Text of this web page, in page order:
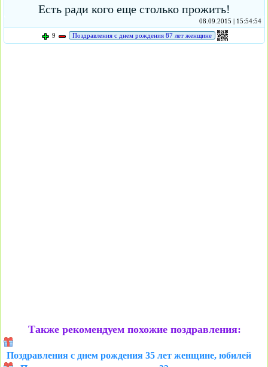
Есть ради кого еще столько прожить!
08.09.2015 | 15:54:54
9
Поздравления с днем рождения 87 лет женщине
Также рекомендуем похожие поздравления:
Поздравления с днем рождения 35 лет женщине, юбилей